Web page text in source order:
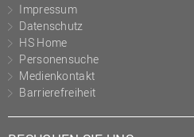
Impressum
Datenschutz
HS Home
Personensuche
Medienkontakt
Barrierefreiheit